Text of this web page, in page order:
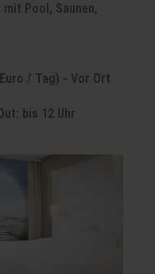
Pool, Saunen,
/ Tag) - Vor Ort
bis 12 Uhr